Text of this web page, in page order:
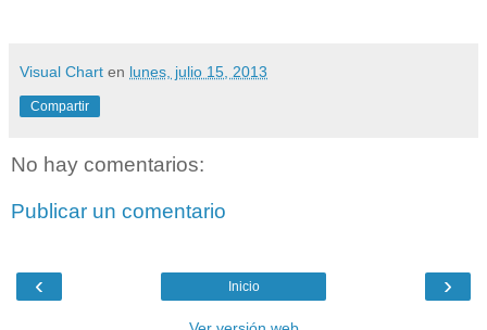
Visual Chart en lunes, julio 15, 2013
Compartir
No hay comentarios:
Publicar un comentario
‹ ›
Inicio